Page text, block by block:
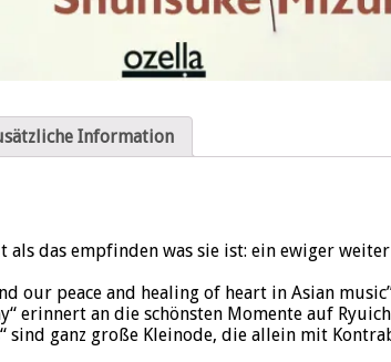
Information
als das empfinden was sie ist: ein ewiger
our peace and healing of heart in Asian
erinnert an die schönsten Momente auf
sind ganz große Kleinode, die allein mit